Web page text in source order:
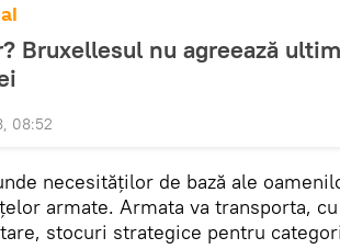
Bruxellesul nu agreează
08:52
necesităţilor de bază ale
armate. Armata va transporta,
stocuri strategice pentru